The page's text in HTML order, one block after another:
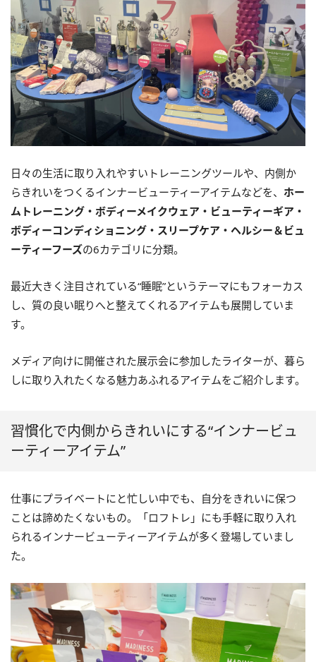
日々の生活に取り入れやすいトレーニングツールや、内側か
らきれいをつくるインナービューティーアイテムなどを、 ホー
ムトレーニング・ボディーメイクウェア・ビューティーギア・
ボディーコンディショニング・スリープケア・ヘルシー＆ビュ
ーティーフーズの6カテゴリに分類。
最近大きく注目されている“睡眠”というテーマにもフォーカス
し、質の良い眠りへと整えてくれるアイテムも展開していま
す。
メディア向けに開催された展示会に参加したライターが、暮ら
しに取り入れたくなる魅力あふれるアイテムをご紹介します。
習慣化で内側からきれいにする“インナービュ
ーティーアイテム”
仕事にプライベートにと忙しい中でも、自分をきれいに保つ
ことは諦めたくないもの。「ロフトレ」にも手軽に取り入れ
られるインナービューティーアイテムが多く登場していまし
た。